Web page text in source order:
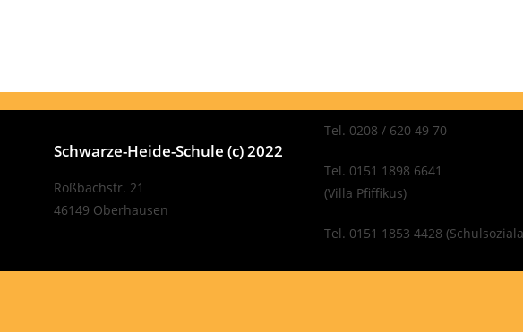
Schwarze-Heide-Schule (c) 2022
Roßbachstr. 21
46149 Oberhausen
Tel. 0208 / 620 49 70
Tel. 0151 1898 6641
(Villa Pfiffikus)
Tel. 0151 1853 4428